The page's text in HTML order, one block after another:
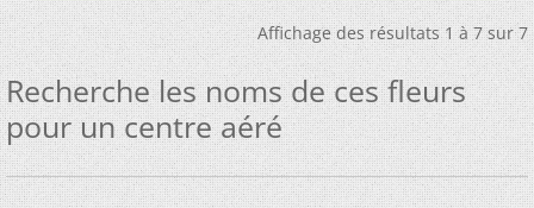
Affichage des résultats 1 à 7 sur 7
Recherche les noms de ces fleurs
pour un centre aéré